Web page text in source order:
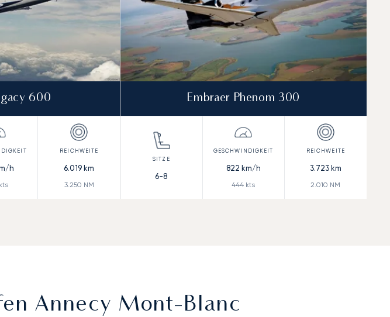
600
h 6.019 km
3.250 NM
Embraer Phenom 300
6-8
822 km/h
444 kts
3.723km
2.010 NM
Annecy Mont-Blanc